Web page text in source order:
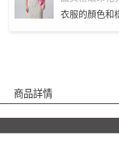
衣服的顏色和
商品詳情